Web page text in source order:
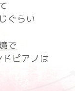
ぐらい
で
ピアノは